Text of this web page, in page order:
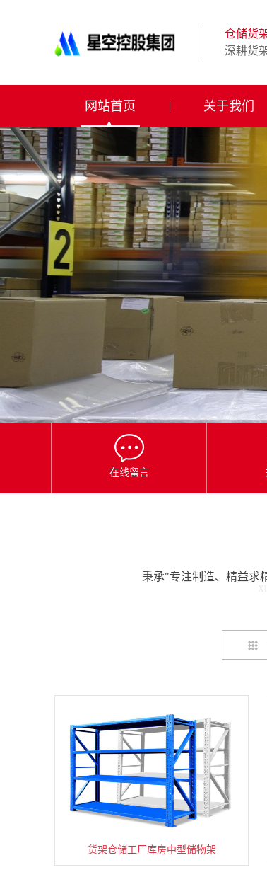
有
仓
储
货
架|
超
货
架|
重
型
货
架
制
造
网
仓储货
深耕货
网站首页 关于我们
在线留言
秉承"专注制造、精益求
货架仓储工厂库房中型储物架
家用货架置物架多层阳台收纳